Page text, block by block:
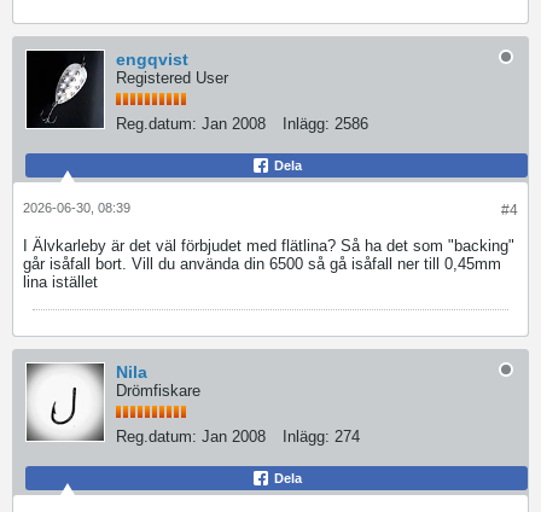
engqvist
Registered User
Reg.datum: Jan 2008 Inlägg: 2586
Dela
#4
2026-06-30, 08:39
I Älvkarleby är det väl förbjudet med flätlina? Så ha det som "backing"
går isåfall bort. Vill du använda din 6500 så gå isåfall ner till 0,45mm
lina istället
Nila
Drömfiskare
Reg.datum: Jan 2008 Inlägg: 274
Dela